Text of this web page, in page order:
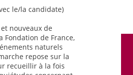
le/la candidate)
nouveaux de
Fondation de France,
naturels
repose sur la
recueillir à la fois